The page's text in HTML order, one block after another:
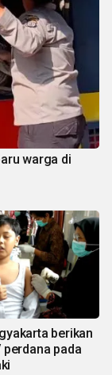
warga di
berikan
perdana pada